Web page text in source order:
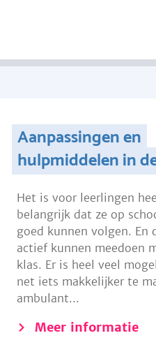
Aanpassingen en
hulpmiddelen in
Het is voor leerlingen heel
belangrijk dat ze op
goed kunnen volgen. En
actief kunnen meedoen
klas. Er is heel veel
net iets makkelijker te
ambulant...
Meer informatie